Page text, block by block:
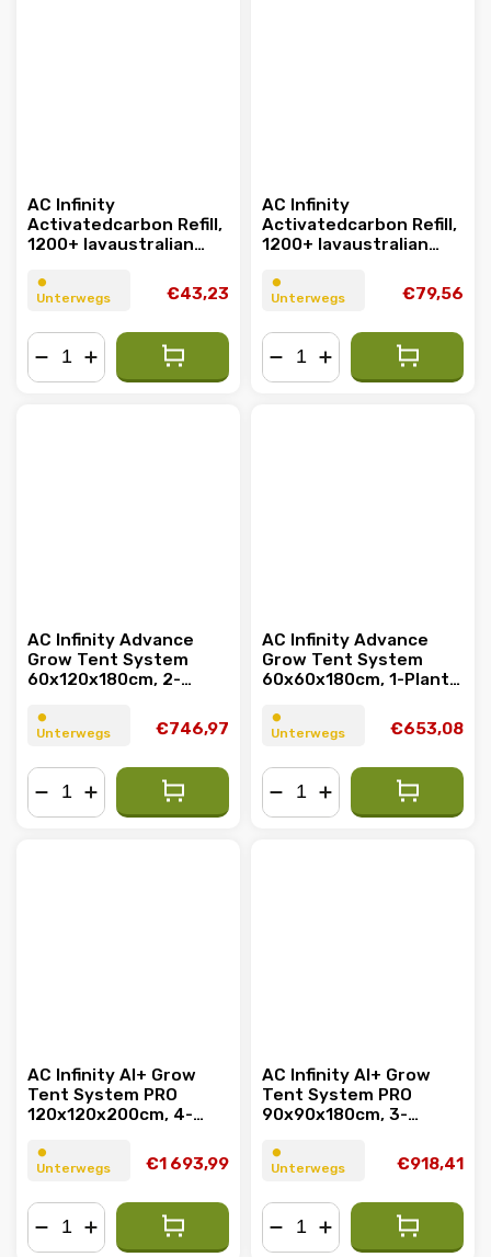
AC Infinity
Activatedcarbon Refill,
1200+ Iavaustralian
⏺︎
Unterwegs
€43,23
AC Infinity
Activatedcarbon Refill,
1200+ Iavaustralian
⏺︎
Unterwegs
€79,56
AC Infinity Advance
Grow Tent System
60x120x180cm, 2-
integrierte Steuerung
⏺︎
Unterwegs
€746,97
AC Infinity Advance
Grow Tent System
60x60x180cm, 1-Plant
Controls
⏺︎
Unterwegs
€653,08
AC Infinity AI+ Grow
Tent System PRO
120x120x200cm, 4-
⏺︎
Unterwegs
€1 693,99
AC Infinity AI+ Grow
Tent System PRO
90x90x180cm, 3-
⏺︎
Unterwegs
€918,41